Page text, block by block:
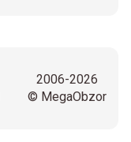
2006-2026
© MegaObzor